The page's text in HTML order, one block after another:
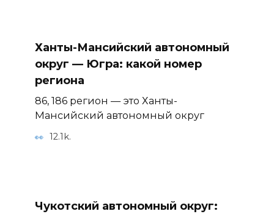
Ханты-Мансийский автономный
округ — Югра: какой номер
региона
86, 186 регион — это Ханты-
Мансийский автономный округ
12.1k.
Чукотский автономный округ: